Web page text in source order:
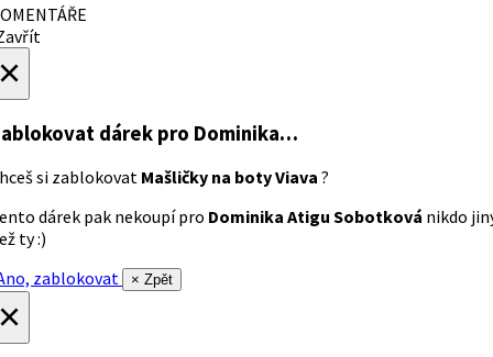
dárek pro Dominika…
si zablokovat Mašličky na boty Viava ?
dárek pak nekoupí pro Dominika Atigu Sobotková nikdo
ty :)
zablokovat
× Zpět